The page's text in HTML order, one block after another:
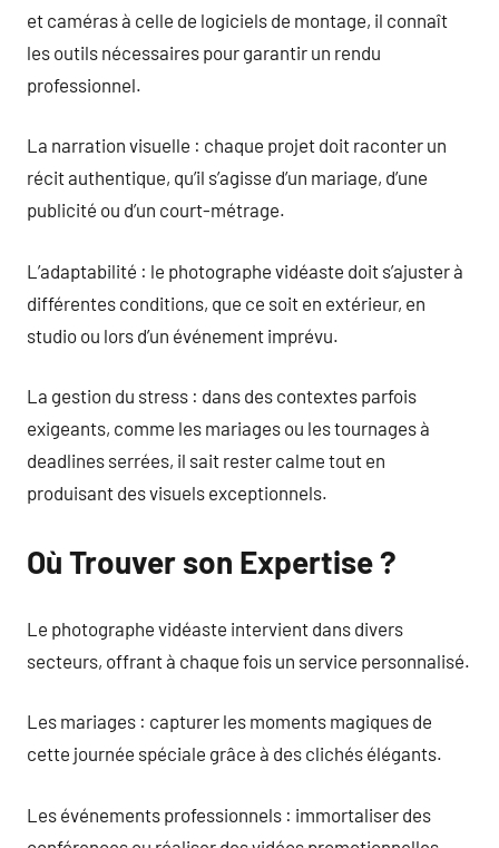
et caméras à celle de logiciels de montage, il connaît
les outils nécessaires pour garantir un rendu
professionnel.
La narration visuelle : chaque projet doit raconter un
récit authentique, qu’il s’agisse d’un mariage, d’une
publicité ou d’un court-métrage.
L’adaptabilité : le photographe vidéaste doit s’ajuster à
différentes conditions, que ce soit en extérieur, en
studio ou lors d’un événement imprévu.
La gestion du stress : dans des contextes parfois
exigeants, comme les mariages ou les tournages à
deadlines serrées, il sait rester calme tout en
produisant des visuels exceptionnels.
Où Trouver son Expertise ?
Le photographe vidéaste intervient dans divers
secteurs, offrant à chaque fois un service personnalisé.
Les mariages : capturer les moments magiques de
cette journée spéciale grâce à des clichés élégants.
Les événements professionnels : immortaliser des